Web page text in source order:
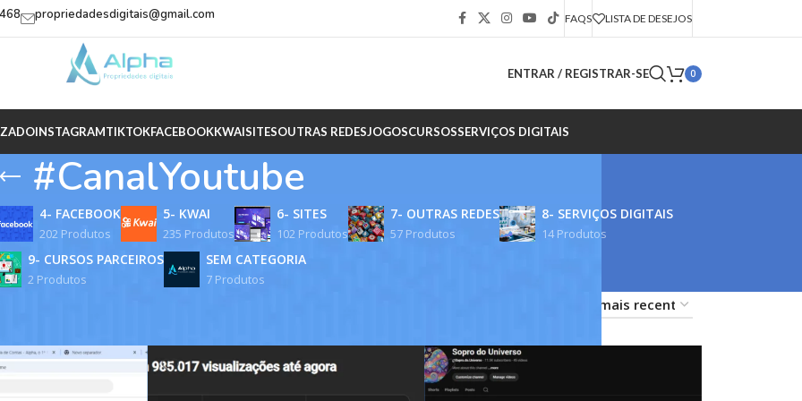
propriedadesdigitais@gmail.com FAQS LISTA DE DESEJOS
ENTRAR / REGISTRAR-SE 0
INSTAGRAMTIKTOKFACEBOOKKWAISITESOUTRAS REDESJOGOSCURSOSSERVIÇOS DIGITAIS
#CanalYoutube
4- FACEBOOK
202 Produtos
5- KWAI
235 Produtos
6- SITES
102 Produtos
7- OUTRAS REDES
57 Produtos
8- SERVIÇOS DIGITAIS
14 Produtos
9- CURSOS PARCEIROS
2 Produtos
SEM CATEGORIA
7 Produtos